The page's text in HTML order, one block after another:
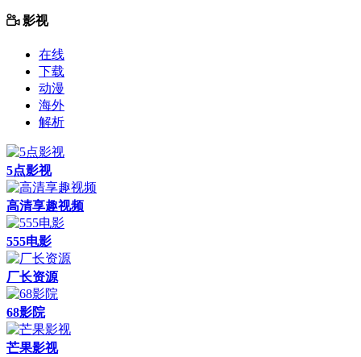
影视
在线
下载
动漫
海外
解析
5点影视
高清享趣视频
555电影
厂长资源
68影院
芒果影视